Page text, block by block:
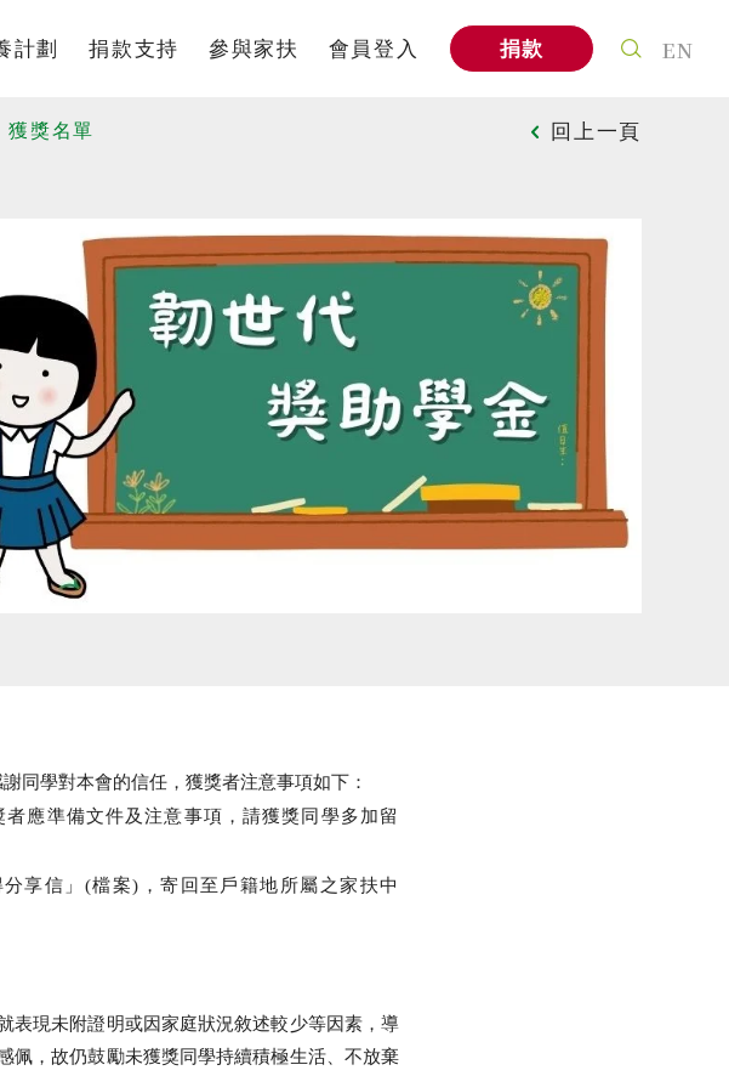
計劃
Q&A
捐款支持
捐款徵信
捐款 Q&A
參與家扶
家扶教育館
企業專區
與我們合作
會員登入 捐款 EN
回上一頁
獲獎名單
同學對本會的信任，獲獎者注意事項如下：
應準備文件及注意事項，請獲獎同學多加留
享信」(檔案)，寄回至戶籍地所屬之家扶中
現未附證明或因家庭狀況敘述較少等因素，導
佩，故仍鼓勵未獲獎同學持續積極生活、不放棄